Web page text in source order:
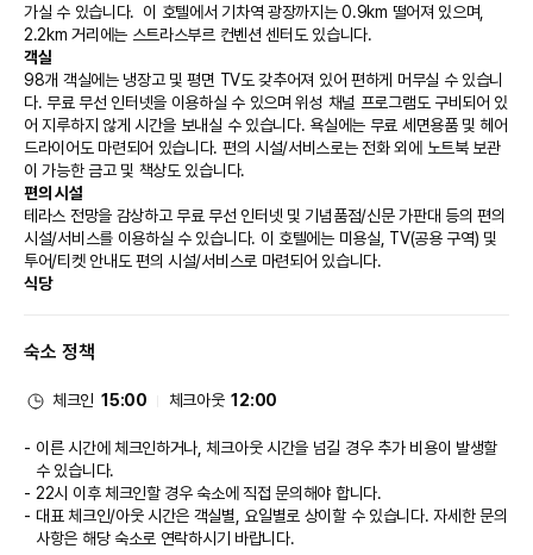
가실 수 있습니다.  이 호텔에서 기차역 광장까지는 0.9km 떨어져 있으며,
2.2km 거리에는 스트라스부르 컨벤션 센터도 있습니다.
객실
98개 객실에는 냉장고 및 평면 TV도 갖추어져 있어 편하게 머무실 수 있습니
다. 무료 무선 인터넷을 이용하실 수 있으며 위성 채널 프로그램도 구비되어 있
어 지루하지 않게 시간을 보내실 수 있습니다. 욕실에는 무료 세면용품 및 헤어
드라이어도 마련되어 있습니다. 편의 시설/서비스로는 전화 외에 노트북 보관
이 가능한 금고 및 책상도 있습니다.
편의 시설
테라스 전망을 감상하고 무료 무선 인터넷 및 기념품점/신문 가판대 등의 편의
시설/서비스를 이용하실 수 있습니다. 이 호텔에는 미용실, TV(공용 구역) 및
투어/티켓 안내도 편의 시설/서비스로 마련되어 있습니다.
식당
들과 어울리면서 맛있는 음식을 즐기실 수 있습니다. 아침 식사(뷔페)가 주중
비즈니스, 기타 편의시설
는 프런트 데스크, 다국어 구사 가능 직원 등이 있습니다. 시설 내에서 셀프 주
차(요금 별도) 이용이 가능합니다.
숙소 정책
체크인 15:00 체크아웃 12:00
이른 시간에 체크인하거나, 체크아웃 시간을 넘길 경우 추가 비용이 발생할
수 있습니다.
22시 이후 체크인할 경우 숙소에 직접 문의해야 합니다.
대표 체크인/아웃 시간은 객실별, 요일별로 상이할 수 있습니다. 자세한 문의
사항은 해당 숙소로 연락하시기 바랍니다.